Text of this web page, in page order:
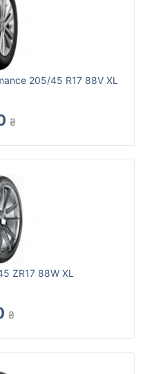
205/45 R17 88V XL
₴
ZR17 88W XL
₴